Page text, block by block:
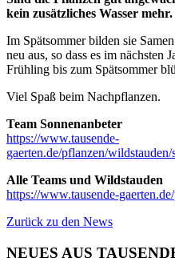
kein zusätzliches Wasser mehr.
Im Spätsommer bilden sie
neu aus, so dass es im nächsten
Frühling bis zum Spätsommer
Viel Spaß beim Nachpflanzen.
Team Sonnenanbeter
https://www.tausende-
gaerten.de/pflanzen/wildstauden/
Alle Teams und Wildstauden
https://www.tausende-
Zurück zu den News
NEUES AUS